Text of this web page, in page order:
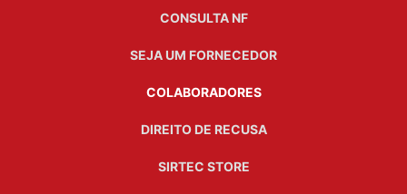
CONSULTA NF
SEJA UM FORNECEDOR
COLABORADORES
DIREITO DE RECUSA
SIRTEC STORE